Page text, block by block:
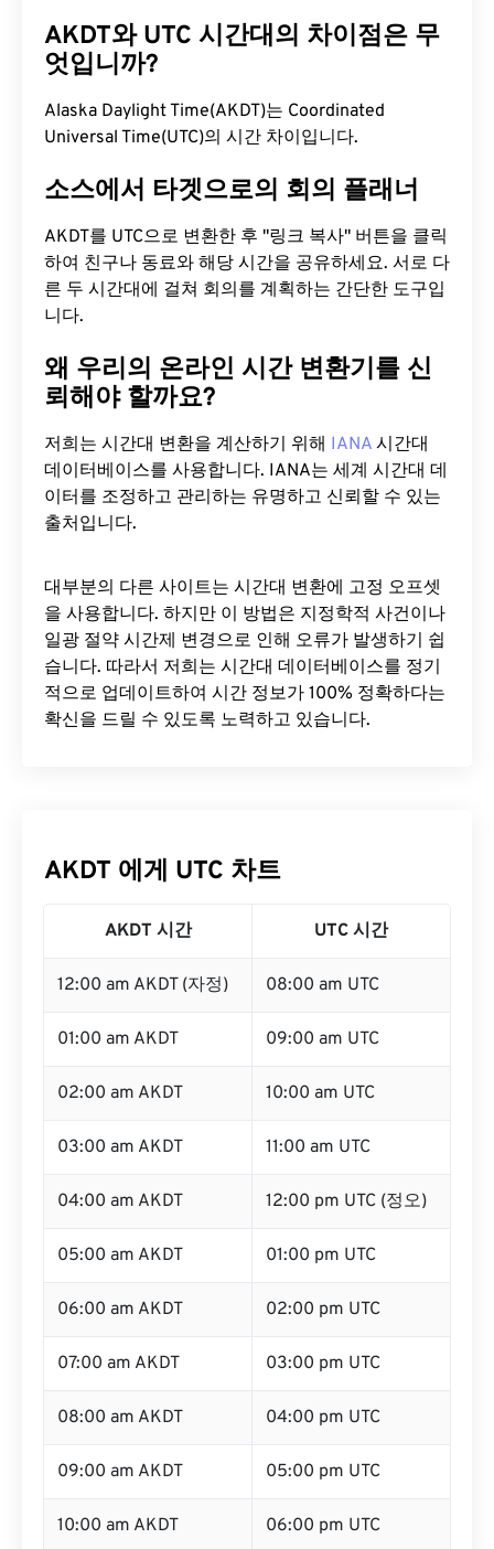
AKDT와 UTC 시간대의 차이점은 무
엇입니까?
Alaska Daylight Time(AKDT)는 Coordinated
Universal Time(UTC)의 시간 차이입니다.
소스에서 타겟으로의 회의 플래너
AKDT를 UTC으로 변환한 후 "링크 복사" 버튼을 클릭
하여 친구나 동료와 해당 시간을 공유하세요. 서로 다
른 두 시간대에 걸쳐 회의를 계획하는 간단한 도구입
니다.
왜 우리의 온라인 시간 변환기를 신
뢰해야 할까요?
저희는 시간대 변환을 계산하기 위해 IANA 시간대
데이터베이스를 사용합니다. IANA는 세계 시간대 데
이터를 조정하고 관리하는 유명하고 신뢰할 수 있는
출처입니다.
대부분의 다른 사이트는 시간대 변환에 ​​고정 오프셋
을 사용합니다. 하지만 이 방법은 지정학적 사건이나
일광 절약 시간제 변경으로 인해 오류가 발생하기 쉽
습니다. 따라서 저희는 시간대 데이터베이스를 정기
적으로 업데이트하여 시간 정보가 100% 정확하다는
확신을 드릴 수 있도록 노력하고 있습니다.
AKDT 에게 UTC 차트
AKDT 시간 UTC 시간
12:00 am AKDT (자정) 08:00 am UTC
01:00 am AKDT 09:00 am UTC
02:00 am AKDT 10:00 am UTC
03:00 am AKDT 11:00 am UTC
04:00 am AKDT 12:00 pm UTC (정오)
05:00 am AKDT 01:00 pm UTC
06:00 am AKDT 02:00 pm UTC
07:00 am AKDT 03:00 pm UTC
08:00 am AKDT 04:00 pm UTC
09:00 am AKDT 05:00 pm UTC
10:00 am AKDT 06:00 pm UTC